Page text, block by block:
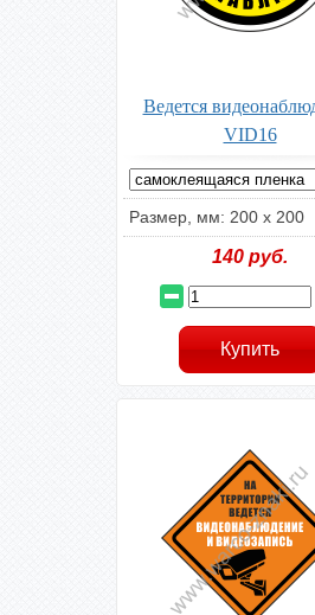
Ведется
VID16
Размер, мм: 200 х 200
140 руб.